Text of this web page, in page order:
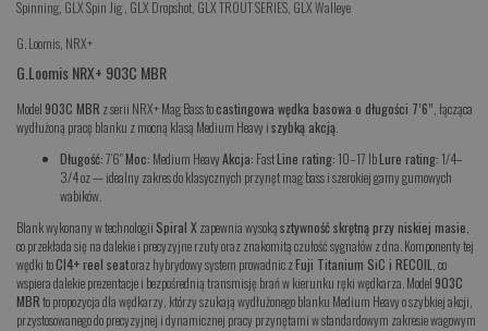
Spinning, GLX Spin Jig GLX Dropshot GLX TROUT SERIES GLX Walleye
G. Loomis NRX+
G.Loomis NRX+ 903C MBR
Model 903C MBR z serii NRX+ Mag Bass tocastingowa wędka basowa o długości 7’6” , łącząca
wydłużoną pracę blanku z mocną klasą Medium Heavy iszybką akcją
Długość:7’6″Moc: Medium HeavyAkcja: FastLine rating:10–17 lbLure rating:1/4–
3/4 oz — idealny zakres do klasycznych przynęt mag bass i szerokiej gamy gumowych
wabików.
Blank wykonany w technologii Spiral Xzapewnia wysokąsztywność skrętną przy niskiej masie
co przekłada się na dalekie i precyzyjne rzuty oraz znakomitą czułość sygnałów z dna. Komponenty tej
wędki toCI4+ reel seatoraz hybrydowy system prowadnic zFuji Titanium SiC i RECOIL , co
wspiera dalekie prezentacje i bezpośrednią transmisję brań w kierunku ręki wędkarza. Model 903C
MBRto propozycja dla wędkarzy, którzy szukają wydłużonego blanku Medium Heavy o szybkiej akcji,
przystosowanego do precyzyjnej i dynamicznej pracy przynętami w standardowym zakresie wagowym